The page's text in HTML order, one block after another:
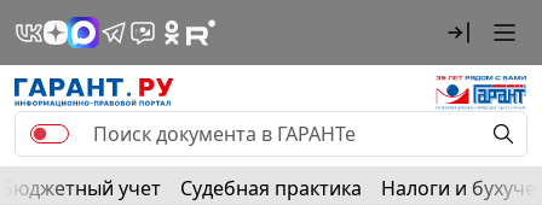
Бюджетный учет Судебная практика Налоги и